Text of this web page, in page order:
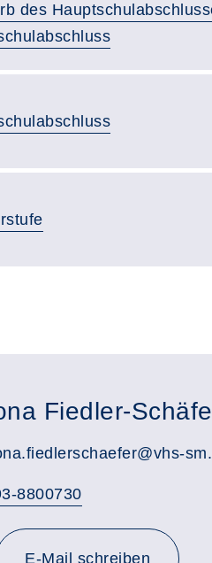
des
Fiedler-
8800730
E-Mail schreiben